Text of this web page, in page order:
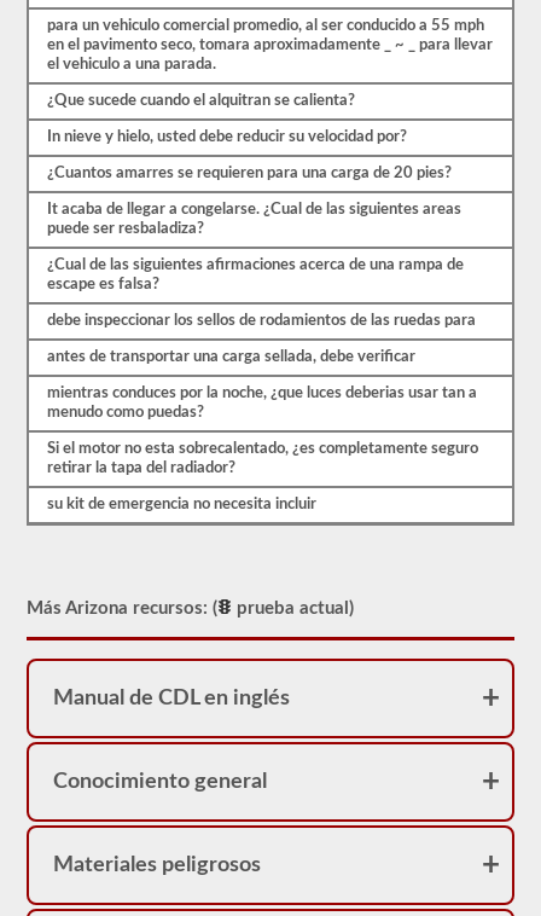
realizar
todas
pruebas
y
tener
buen
conocimiento
material
antes
salir
para
tomar
examen
real.
para un vehiculo comercial promedio, al ser conducido a 55 mph
en el pavimento seco, tomara aproximadamente _ ~ _ para llevar
el vehiculo a una parada.
¿Que sucede cuando el alquitran se calienta?
In nieve y hielo, usted debe reducir su velocidad por?
¿Cuantos amarres se requieren para una carga de 20 pies?
It acaba de llegar a congelarse. ¿Cual de las siguientes areas
puede ser resbaladiza?
¿Cual de las siguientes afirmaciones acerca de una rampa de
escape es falsa?
debe inspeccionar los sellos de rodamientos de las ruedas para
antes de transportar una carga sellada, debe verificar
mientras conduces por la noche, ¿que luces deberias usar tan a
menudo como puedas?
Si el motor no esta sobrecalentado, ¿es completamente seguro
retirar la tapa del radiador?
su kit de emergencia no necesita incluir
Más Arizona recursos: ( prueba actual)
Manual de CDL en inglés
Conocimiento general
Materiales peligrosos